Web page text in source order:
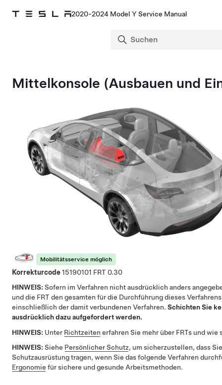
2020-2024 Model Y Service Manual
Mittelkonsole (Ausbauen und
Mobilitätsservice möglich
Korrekturcode15190101
0.30
HINWEIS: Sofern im Verfahren nicht ausdrücklich anders
und die FRT den gesamten für die Durchführung dieses
einschließlich der damit verbundenen Verfahren. Schichten Sie
ausdrücklich dazu aufgefordert werden.
HINWEIS: Unter Richtzeiten erfahren Sie mehr über FRTs und
HINWEIS: Siehe Persönlicher Schutz, um sicherzustellen, dass
Schutzausrüstung tragen, wenn Sie das folgende Verfahren
Ergonomie für sichere und gesunde Arbeitsmethoden.